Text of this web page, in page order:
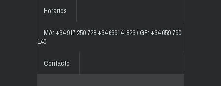
Horarios
MA: +34 917 250 728 +34 639141823 / GR: +34 659 790
140
Contacto